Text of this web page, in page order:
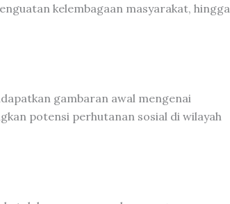
kelembagaan masyarakat, hingga
gambaran awal mengenai
potensi perhutanan sosial di wilayah